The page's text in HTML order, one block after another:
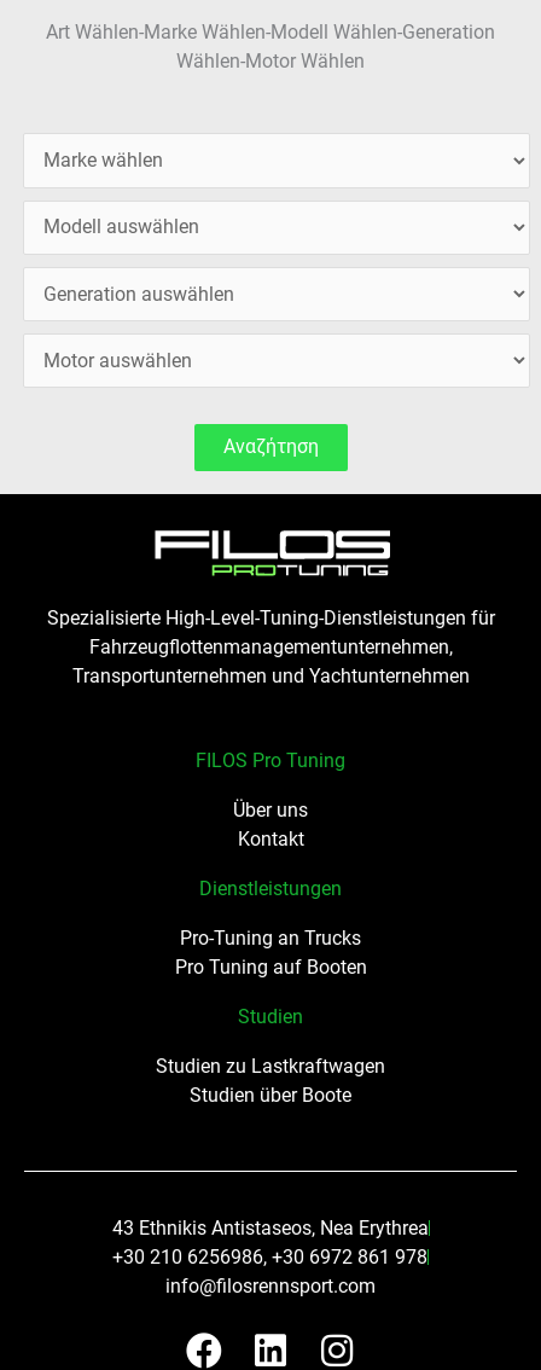
Art Wählen-Marke Wählen-Modell Wählen-Generation
Wählen-Motor Wählen
Αναζήτηση
Spezialisierte High-Level-Tuning-Dienstleistungen für
Fahrzeugflottenmanagementunternehmen,
Transportunternehmen und Yachtunternehmen
FILOS Pro Tuning
Über uns
Kontakt
Dienstleistungen
Pro-Tuning an Trucks
Pro Tuning auf Booten
Studien
Studien zu Lastkraftwagen
Studien über Boote
43 Ethnikis Antistaseos, Nea Erythrea
+30 210 6256986, +30 6972 861 978
info@filosrennsport.com
F
L
I